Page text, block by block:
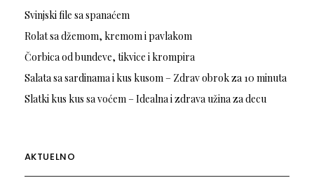
Svinjski file sa spanaćem
Rolat sa džemom, kremom i pavlakom
Čorbica od bundeve, tikvice i krompira
Salata sa sardinama i kus kusom – Zdrav obrok za 10 minuta
Slatki kus kus sa voćem – Idealna i zdrava užina za decu
AKTUELNO